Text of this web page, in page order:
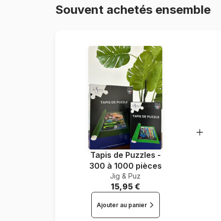
Souvent achetés ensemble
Tapis de Puzzles -
300 à 1000 pièces
Jig & Puz
15,95 €
Ajouter au panier